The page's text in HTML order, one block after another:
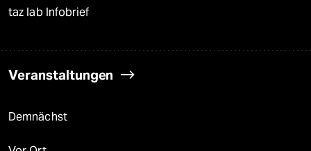
taz lab Infobrief
Veranstaltungen
Demnächst